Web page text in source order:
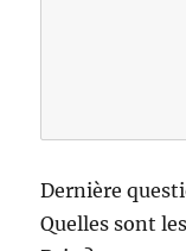
Dernière
Quelles sont